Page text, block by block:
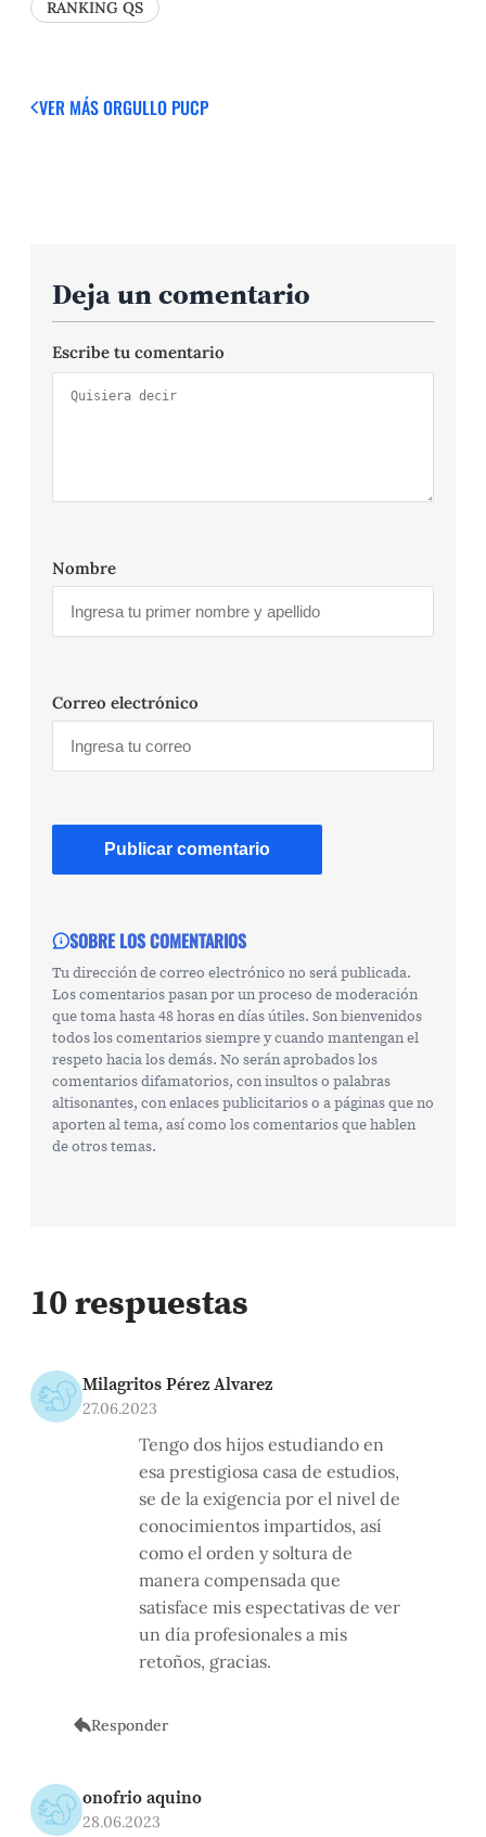
RANKING QS
VER MÁSORGULLO PUCP
Deja un comentario
Escribe tu comentario
Nombre
Correo electrónico
SOBRE LOS COMENTARIOS
Tu dirección de correo electrónico no será publicada.
Los comentarios pasan por un proceso de moderación
que toma hasta 48 horas en días útiles. Son bienvenidos
todos los comentarios siempre y cuando mantengan el
respeto hacia los demás. No serán aprobados los
comentarios difamatorios, con insultos o palabras
altisonantes, con enlaces publicitarios o a páginas que no
aporten al tema, así como los comentarios que hablen
de otros temas.
10 respuestas
Milagritos Pérez Alvarez
27.06.2023
Tengo dos hijos estudiando en
esa prestigiosa casa de estudios,
se de la exigencia por el nivel de
conocimientos impartidos, así
como el orden y soltura de
manera compensada que
satisface mis espectativas de ver
un día profesionales a mis
retoños, gracias.
Responder
onofrio aquino
28.06.2023